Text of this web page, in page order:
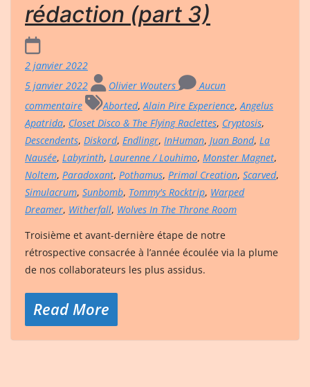
rédaction (part 3)
2 janvier 2022
5 janvier 2022
Olivier Wouters
Aucun
commentaire
Aborted,Alain Pire Experience,Angelus
Apatrida, Closet Disco & The Flying Raclettes, Cryptosis,
Descendents, Diskord, Endlingr, InHuman, Juan Bond, La
Nausée, Labyrinth, Laurenne / Louhimo, Monster Magnet,
Noltem, Paradoxant, Pothamus, Primal Creation, Scarved,
Simulacrum, Sunbomb, Tommy's Rocktrip, Warped
Dreamer, Witherfall, Wolves In The Throne Room
Troisième et avant-dernière étape de notre
rétrospective consacrée à l’année écoulée via la plume
de nos collaborateurs les plus assidus.
Read More